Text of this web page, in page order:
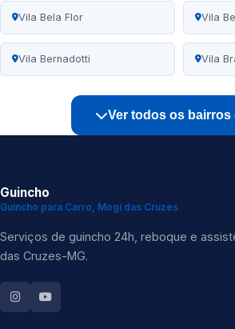
Vila Bela Flor Vila
Vila Bernadotti Vila
Ver todos os bairros
Guincho
Guincho para Carro, Mogi das Cruzes
Serviços de guincho 24h, reboque e
das Cruzes-MG.